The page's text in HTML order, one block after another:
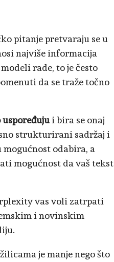
pitanje pretvaraju se u
najviše informacija
rade, to je često
da se traže točno
uspoređujui bira se onaj
strukturirani sadržaj i
odabira, a
mogućnost da vaš tekst
vas voli zatrpati
i novinskim
je manje nego što